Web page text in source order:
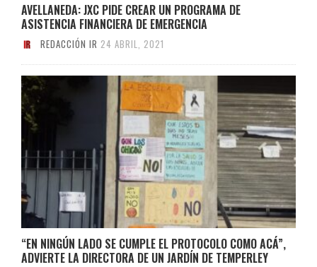
AVELLANEDA: JXC PIDE CREAR UN PROGRAMA DE
ASISTENCIA FINANCIERA DE EMERGENCIA
REDACCIÓN IR 24 ABRIL, 2021
“EN NINGÚN LADO SE CUMPLE EL PROTOCOLO COMO ACÁ”,
ADVIERTE LA DIRECTORA DE UN JARDÍN DE TEMPERLEY